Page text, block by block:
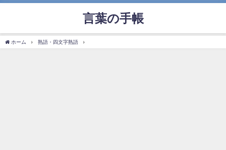
言葉の手帳
ホーム 熟語・四文字熟語